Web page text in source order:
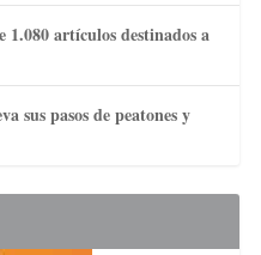
artículos destinados a
sus pasos de peatones y